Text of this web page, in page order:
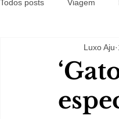
Todos posts Viagem
Luxo Aju